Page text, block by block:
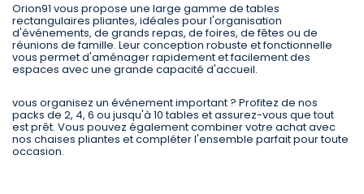
Orion91 vous propose une large gamme de tables
rectangulaires pliantes, idéales pour l'organisation
d'événements, de grands repas, de foires, de fêtes ou de
réunions de famille. Leur conception robuste et fonctionnelle
vous permet d'aménager rapidement et facilement des
espaces avec une grande capacité d'accueil.
vous organisez un événement important ? Profitez de nos
packs de 2, 4, 6 ou jusqu'à 10 tables et assurez-vous que tout
est prêt. Vous pouvez également combiner votre achat avec
nos chaises pliantes et compléter l'ensemble parfait pour toute
occasion.